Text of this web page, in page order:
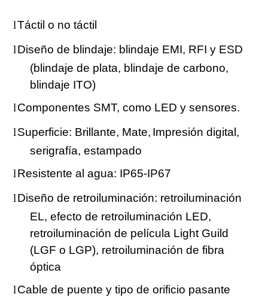
lTáctil o no táctil
lDiseño de blindaje: blindaje EMI, RFI y ESD
(blindaje de plata, blindaje de carbono,
blindaje ITO)
lComponentes SMT, como LED y sensores.
lSuperficie: Brillante, Mate, Impresión digital,
serigrafía, estampado
lResistente al agua: IP65-IP67
lDiseño de retroiluminación: retroiluminación
EL, efecto de retroiluminación LED,
retroiluminación de película Light Guild
(LGF o LGP), retroiluminación de fibra
óptica
lCable de puente y tipo de orificio pasante